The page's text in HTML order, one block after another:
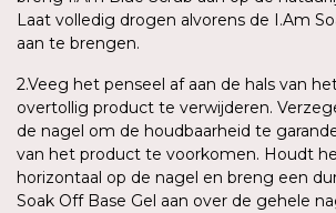
Laat volledig drogen alvorens de I.Am
aan te brengen.
2.Veeg het penseel af aan de hals van
overtollig product te verwijderen.
de nagel om de houdbaarheid te
van het product te voorkomen. Houdt
horizontaal op de nagel en breng een
Soak Off Base Gel aan over de gehele